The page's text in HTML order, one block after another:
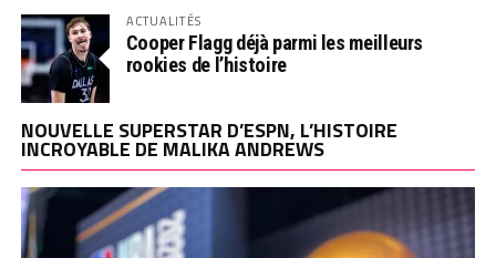
ACTUALITÉS
Cooper Flagg déjà parmi les meilleurs
rookies de l’histoire
NOUVELLE SUPERSTAR D’ESPN, L’HISTOIRE
INCROYABLE DE MALIKA ANDREWS